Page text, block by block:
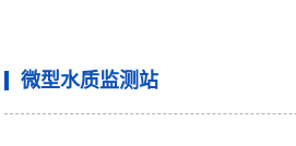
微型水质监测站